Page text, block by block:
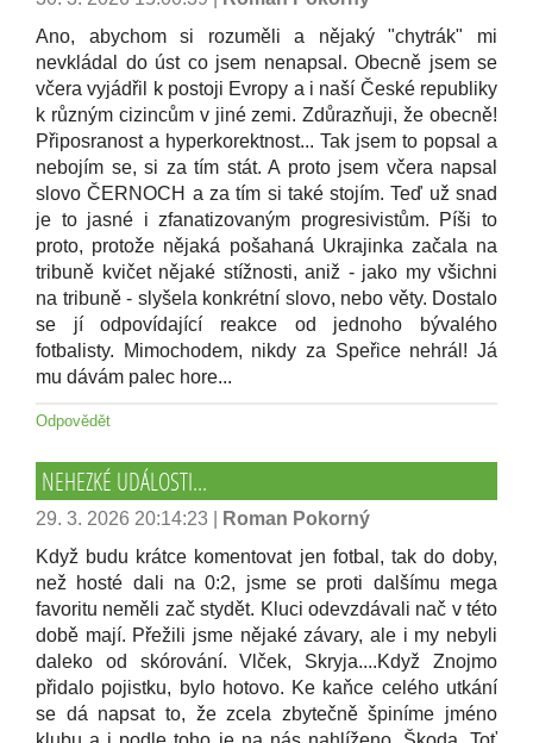
Ano, abychom si rozuměli a nějaký "chytrák" mi
nevkládal do úst co jsem nenapsal. Obecně jsem se
včera vyjádřil k postoji Evropy a i naší České republiky
k různým cizincům v jiné zemi. Zdůrazňuji, že obecně!
Připosranost a hyperkorektnost... Tak jsem to popsal a
nebojím se, si za tím stát. A proto jsem včera napsal
slovo ČERNOCH a za tím si také stojím. Teď už snad
je to jasné i zfanatizovaným progresivistům. Píši to
proto, protože nějaká pošahaná Ukrajinka začala na
tribuně kvičet nějaké stížnosti, aniž - jako my všichni
na tribuně - slyšela konkrétní slovo, nebo věty. Dostalo
se jí odpovídající reakce od jednoho bývalého
fotbalisty. Mimochodem, nikdy za Speřice nehrál! Já
mu dávám palec hore...
Odpovědět
NEHEZKÉ UDÁLOSTI...
29. 3. 2026 20:14:23
Roman Pokorný
Když budu krátce komentovat jen fotbal, tak do doby,
než hosté dali na 0:2, jsme se proti dalšímu mega
favoritu neměli zač stydět. Kluci odevzdávali nač v této
době mají. Přežili jsme nějaké závary, ale i my nebyli
daleko od skórování. Vlček, Skryja....Když Znojmo
přidalo pojistku, bylo hotovo. Ke kaňce celého utkání
se dá napsat to, že zcela zbytečně špiníme jméno